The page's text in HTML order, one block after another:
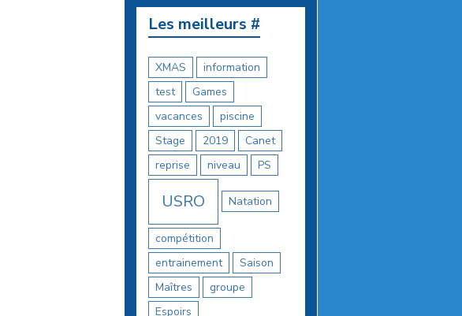
Les meilleurs #
XMAS
information
test
Games
vacances
piscine
Stage
2019
Canet
reprise
niveau PS
USRO Natation
compétition
entrainement
Saison
Maîtres
groupe
Espoirs